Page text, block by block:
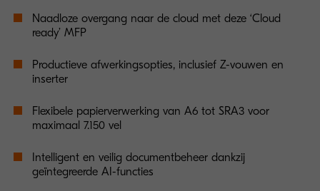
Naadloze overgang naar de cloud met deze ‘Cloud
ready’ MFP
Productieve afwerkingsopties, inclusief Z-vouwen en
inserter
Flexibele papierverwerking van A6 tot SRA3 voor
maximaal 7.150 vel
Intelligent en veilig documentbeheer dankzij
geïntegreerde AI-functies